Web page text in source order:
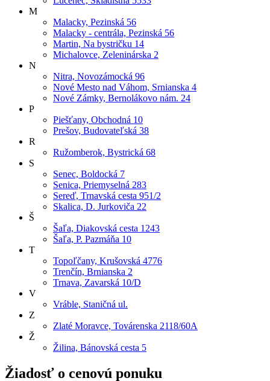
M
Malacky, Pezinská 56
Malacky - centrála, Pezinská 56
Martin, Na bystričku 14
Michalovce, Zeleninárska 2
N
Nitra, Novozámocká 96
Nové Mesto nad Váhom, Srnianska 4
Nové Zámky, Bernolákovo nám. 24
P
Piešťany, Obchodná 10
Prešov, Budovateľská 38
R
Ružomberok, Bystrická 68
S
Senec, Boldocká 7
Senica, Priemyselná 283
Sereď, Trnavská cesta 951/2
Skalica, D. Jurkoviča 22
Š
Šaľa, Diakovská cesta 1243
Šaľa, P. Pazmáňa 10
T
Topoľčany, Krušovská 4776
Trenčín, Brnianska 2
Trnava, Zavarská 10/D
V
Vráble, Staničná ul.
Z
Zlaté Moravce, Továrenska 2118/60A
Ž
Žilina, Bánovská cesta 5
Žiadosť o cenovú ponuku